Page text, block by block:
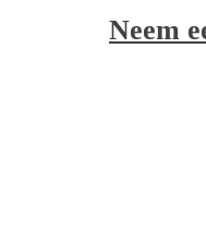
Neem